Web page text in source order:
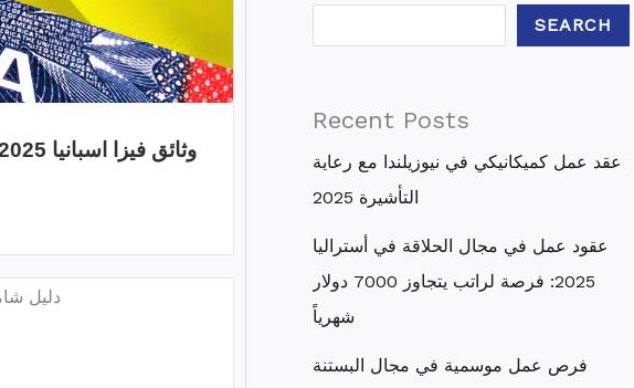
SEARCH
Recent Posts
عقد عمل كميكانيكي في نيوزيلندا مع رعاية
التأشيرة 2025
عقود عمل في مجال الحلاقة في أستراليا
2025: فرصة لراتب يتجاوز 7000 دولار
شهرياً
فرص عمل موسمية في مجال البستنة